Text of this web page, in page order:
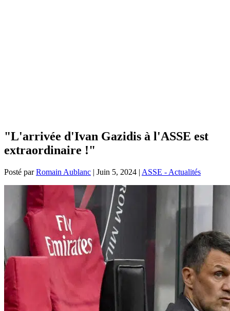
"L'arrivée d'Ivan Gazidis à l'ASSE est
extraordinaire !"
Posté parRomain Aublanc | Juin 5, 2024 | ASSE - Actualités